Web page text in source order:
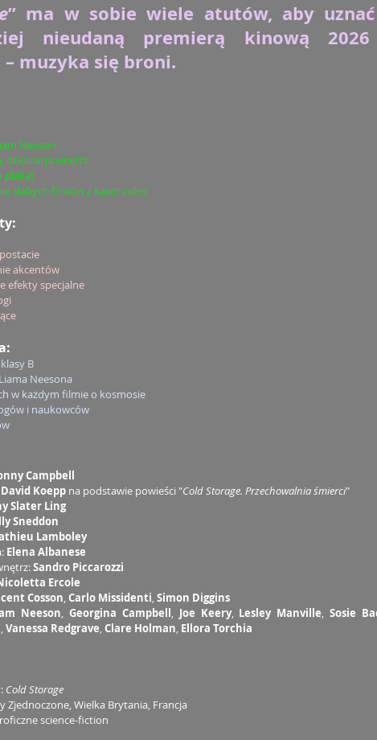
” ma w sobie wiele atutów, aby
nieudaną premierą kinową
– muzyka się broni.
Neeson
dekoracja wnętrz
plakat
słabych filmów z kaset video
akcentów
efekty specjalne
B
Neesona
w każdym filmie o kosmosie
i naukowców
Campbell
David Koepp na podstawie powieści "Cold Storage. Przechowalnia śmierci"
Slater Ling
Sneddon
Lamboley
Elena Albanese
Sandro Piccarozzi
Ercole
Cosson, Carlo Missidenti, Simon Diggins
Neeson, Georgina Campbell, Joe Keery, Lesley Manville, Sosie
, Vanessa Redgrave, Clare Holman, Ellora Torchia
Cold Storage
Zjednoczone, Wielka Brytania, Francja
science-fiction